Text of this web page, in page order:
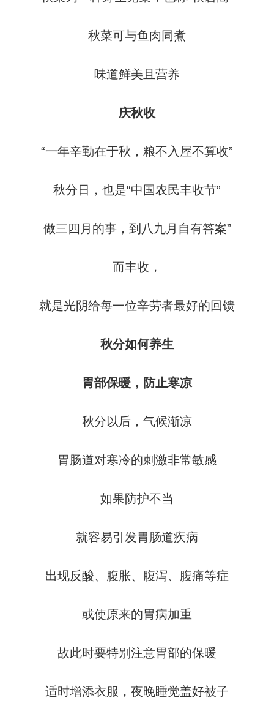
秋菜可与鱼肉同煮
味道鲜美且营养
庆秋收
“一年辛勤在于秋，粮不入屋不算收”
秋分日，也是“中国农民丰收节”
做三四月的事，到八九月自有答案”
而丰收，
就是光阴给每一位辛劳者最好的回馈
秋分如何养生
胃部保暖，防止寒凉
秋分以后，气候渐凉
胃肠道对寒冷的刺激非常敏感
如果防护不当
就容易引发胃肠道疾病
出现反酸、腹胀、腹泻、腹痛等症
或使原来的胃病加重
故此时要特别注意胃部的保暖
适时增添衣服，夜晚睡觉盖好被子